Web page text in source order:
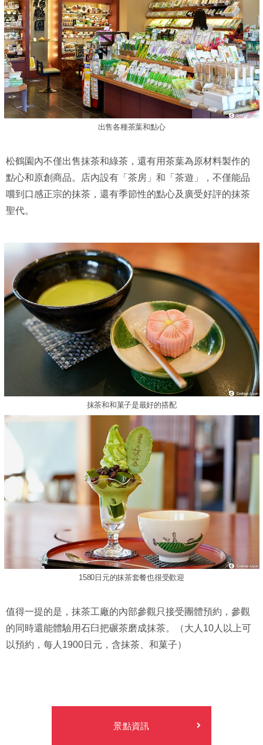
出售各種茶葉和點心
松鶴園內不僅出售抹茶和綠茶，還有用茶葉為原材料製作的
點心和原創商品。店內設有「茶房」和「茶遊」，不僅能品
嚐到口感正宗的抹茶，還有季節性的點心及廣受好評的抹茶
聖代。
抹茶和和菓子是最好的搭配
1580日元的抹茶套餐也很受歡迎
值得一提的是，抹茶工廠的內部參觀只接受團體預約，參觀
的同時還能體驗用石臼把碾茶磨成抹茶。（大人10人以上可
以預約，每人1900日元，含抹茶、和菓子）
景點資訊